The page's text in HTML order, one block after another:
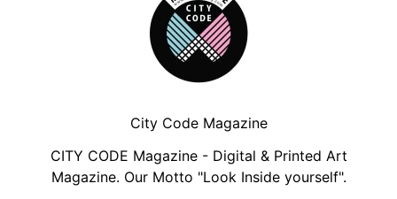
City Code Magazine
CITY CODE Magazine - Digital & Printed Art
Magazine. Our Motto "Look Inside yourself".